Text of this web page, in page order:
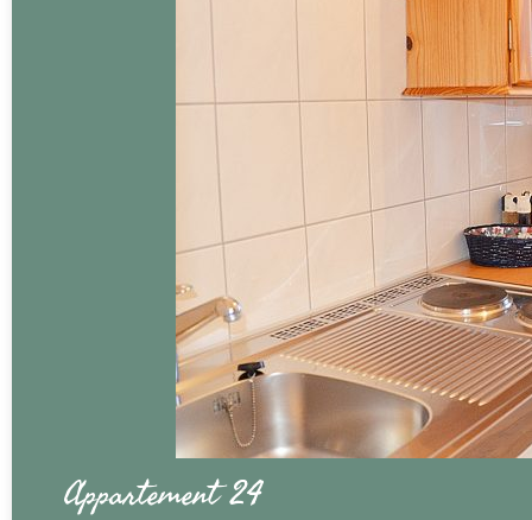
Appartement 24